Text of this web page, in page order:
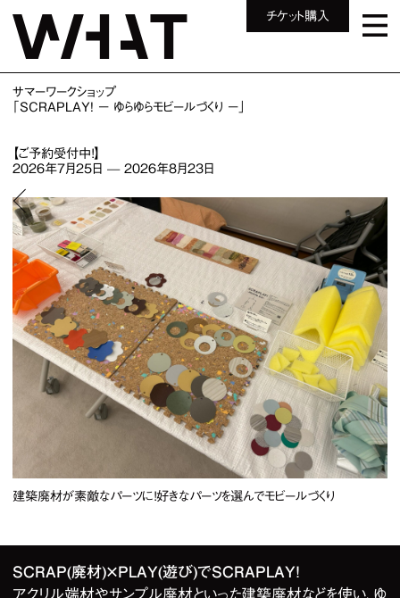
チケット購入
サマーワークショップ
「SCRAPLAY! − ゆらゆらモビールづくり −」
【ご予約受付中！】
2026年7月25日 — 2026年8月23日
建築廃材が素敵なパーツに！好きなパーツを選んでモビールづくり
SCRAP(廃材)×PLAY(遊び)でSCRAPLAY！
アクリル端材やサンプル廃材といった建築廃材などを使い、ゆ